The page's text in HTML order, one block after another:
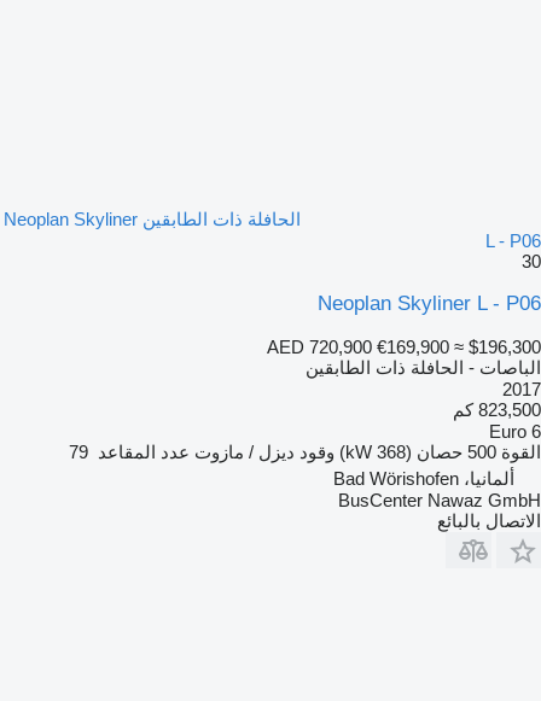
الحافلة ذات الطابقين Neoplan Skyliner
L - P06
30
Neoplan Skyliner L - P06
AED 720,900 €169,900 ≈ $196,300
الباصات - الحافلة ذات الطابقين
2017
823,500 كم
Euro 6
القوة 500 حصان (368 kW) وقود ديزل / مازوت عدد المقاعد 79
ألمانيا، Bad Wörishofen
BusCenter Nawaz GmbH
الاتصال بالبائع